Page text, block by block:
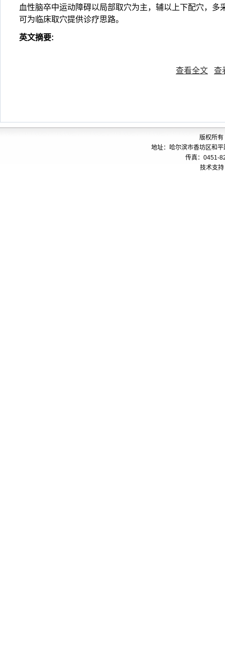
血性脑卒中运动障碍以局部取穴为主，辅以上下配穴，
可为临床取穴提供诊疗思路。
英文摘要:
查看全文 查
版权所
地址：哈尔滨市香坊区和
传真：0451-
技术支